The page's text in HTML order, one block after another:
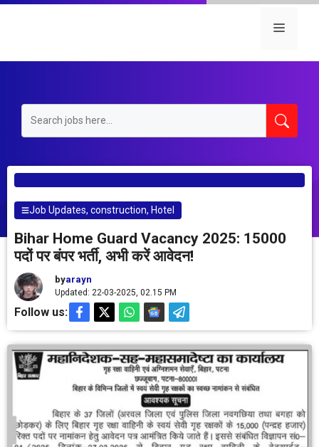
Skip
Menu
Job Updates,construction, Hotel
Bihar Home Guard Vacancy 2025: 15000
पदों पर बंपर भर्ती, अभी करें आवेदन!
byarayn
Updated: 22-03-2025, 02.15 PM
Follow us: